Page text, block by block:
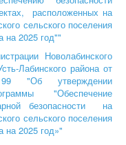
расположенных на
сельского поселения
на 2025 год""
Новолабинского
Лабинского района от
"Об утверждении
"Обеспечение
безопасности на
сельского поселения
на 2025 год»"